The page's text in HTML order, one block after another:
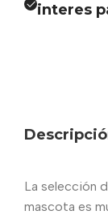
interes
La selección
mascota es